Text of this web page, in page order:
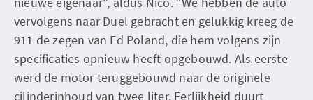
vervolgens naar Duel gebracht en gelukkig kreeg de
911 de zegen van Ed Poland, die hem volgens zijn
specificaties opnieuw heeft opgebouwd. Als eerste
werd de motor teruggebouwd naar de originele
cilinderinhoud van twee liter. Eerlijkheid duurt